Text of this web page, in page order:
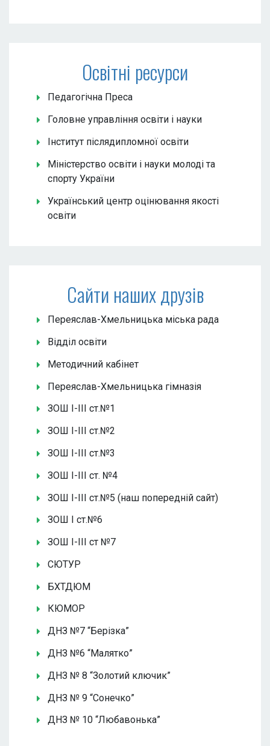
Освітні ресурси
Педагогічна Преса
Головне управління освіти і науки
Інститут післядипломної освіти
Міністерство освіти і науки молоді та
спорту України
Український центр оцінювання якості
освіти
Сайти наших друзів
Переяслав-Хмельницька міська рада
Відділ освіти
Методичний кабінет
Переяслав-Хмельницька гімназія
ЗОШ І-ІІІ ст.№1
ЗОШ І-ІІІ ст.№2
ЗОШ І-ІІІ ст.№3
ЗОШ І-ІІІ ст. №4
ЗОШ І-ІІІ ст.№5 (наш попередній сайт)
ЗОШ І ст.№6
ЗОШ І-ІІІ ст №7
СЮТУР
БХТДЮМ
КЮМОР
ДНЗ №7 “Берізка”
ДНЗ №6 “Малятко”
ДНЗ № 8 “Золотий ключик”
ДНЗ № 9 “Сонечко”
ДНЗ № 10 “Любавонька”